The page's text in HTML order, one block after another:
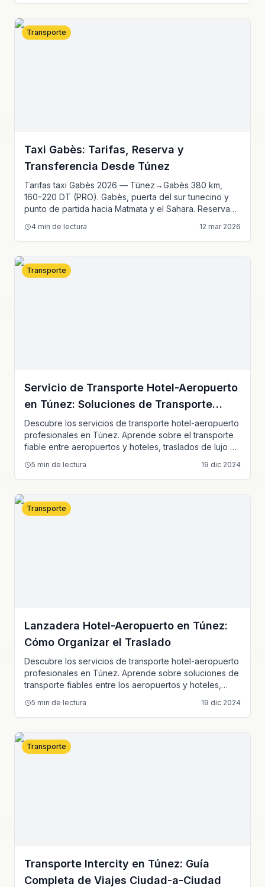
Transporte
Taxi Gabès: Tarifas, Reserva y
Transferencia Desde Túnez
Tarifas taxi Gabès 2026 — Túnez→Gabès 380 km,
160–220 DT (PRO). Gabès, puerta del sur tunecino y
punto de partida hacia Matmata y el Sahara. Reserva
4 min de lectura 12 mar 2026
Transporte
Servicio de Transporte Hotel-Aeropuerto
en Túnez: Soluciones de Transporte
Profesional
Descubre los servicios de transporte hotel-aeropuerto
profesionales en Túnez. Aprende sobre el transporte
fiable entre aeropuertos y hoteles, traslados de lujo y
de negocios.
5 min de lectura 19 dic 2024
Transporte
Lanzadera Hotel-Aeropuerto en Túnez:
Cómo Organizar el Traslado
Descubre los servicios de transporte hotel-aeropuerto
profesionales en Túnez. Aprende sobre soluciones de
transporte fiables entre los aeropuertos y hoteles,
para turistas y viajeros de negocios.
5 min de lectura 19 dic 2024
Transporte
Transporte Intercity en Túnez: Guía
Completa de Viajes Ciudad-a-Ciudad